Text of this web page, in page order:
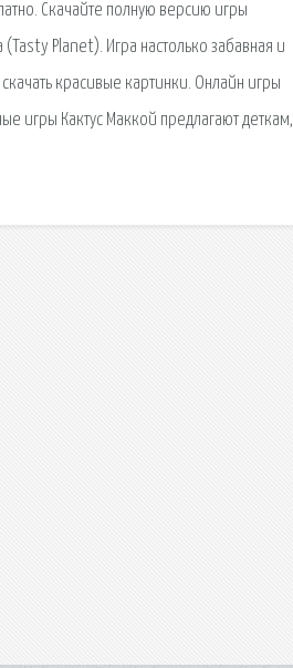
Скачайте полную версию игры
Planet). Игра настолько забавная и
красивые картинки. Онлайн игры
игры Кактус Маккой предлагают деткам,